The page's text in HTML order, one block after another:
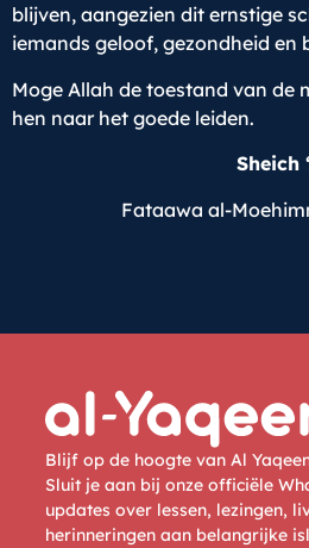
blijven, aangezien dit ernstige
iemands geloof, gezondheid en
Moge Allah de toestand van de
hen naar het goede leiden.
Sheich
Fataawa al-
Blijf op de hoogte van Al
Sluit je aan bij onze officiële
updates over lessen, lezingen,
herinneringen aan belangrijke